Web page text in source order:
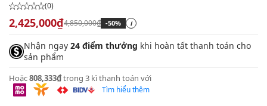
(0)
2,425,000₫4,850,000₫ -50% i
Nhận ngay 24 điểm thưởng khi hoàn tất thanh toán cho
sản phẩm
Hoặc808,333₫trong 3 kì thanh toán với
Tìm hiểu thêm